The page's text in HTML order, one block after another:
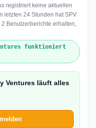
registriert keine aktuellen
letzten 24 Stunden hat SPV
Benutzerberichte erhalten,
funktioniert
Ventures läuft alles